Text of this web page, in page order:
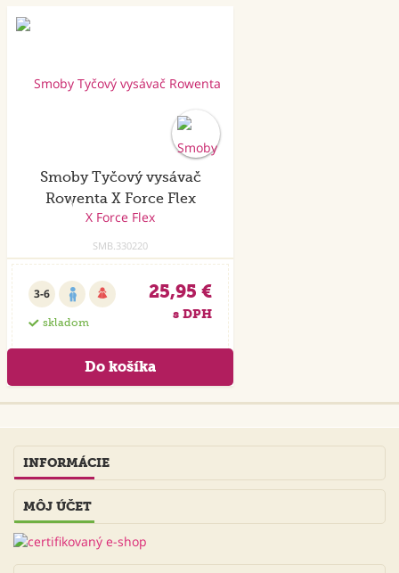
Smoby Tyčový vysávač
Rowenta X Force Flex
SMB.330220
3-6
skladom
25,95 €
s DPH
INFORMÁCIE
MÔJ ÚČET